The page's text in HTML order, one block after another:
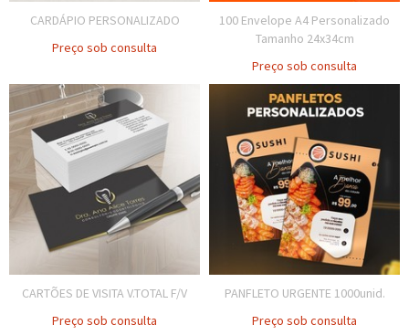
CARDÁPIO PERSONALIZADO
Preço sob consulta
100 Envelope A4 Personalizado
Tamanho 24x34cm
Preço sob consulta
CARTÕES DE VISITA V.TOTAL F/V
Preço sob consulta
PANFLETO URGENTE 1000unid.
Preço sob consulta